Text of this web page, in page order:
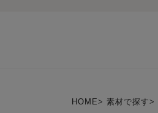
HOME 素材で探す